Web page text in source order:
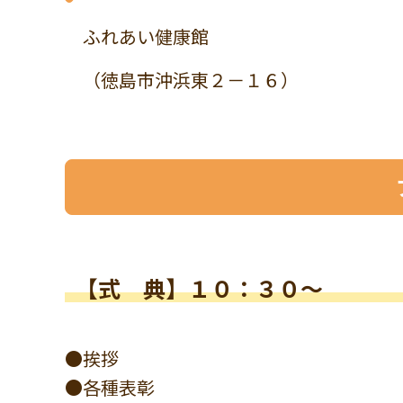
ふれあい健康館
（徳島市沖浜東２－１６）
【式 典】１０：３０～
●挨拶
●各種表彰